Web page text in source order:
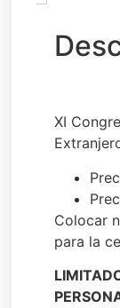
XI
Colocar
para la